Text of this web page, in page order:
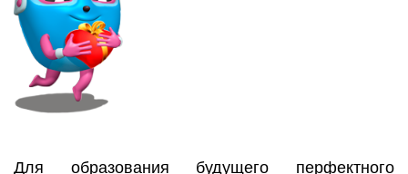
Для образования будущего перфектного